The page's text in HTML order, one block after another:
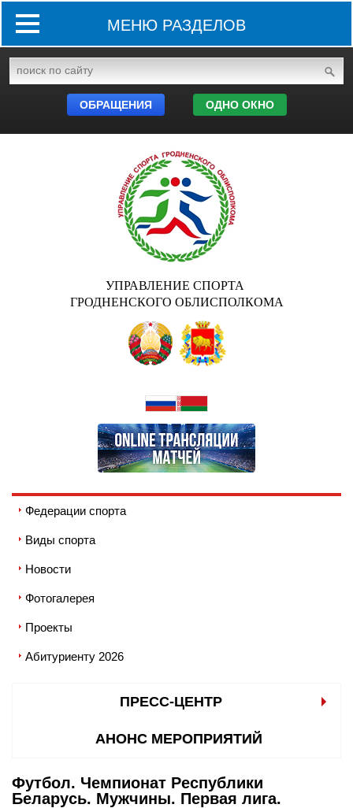
МЕНЮ РАЗДЕЛОВ
ОБРАЩЕНИЯ ОДНО ОКНО
УПРАВЛЕНИЕ СПОРТА
ГРОДНЕНСКОГО ОБЛИСПОЛКОМА
Федерации спорта
Виды спорта
Новости
Фотогалерея
Проекты
Абитуриенту 2026
ПРЕСС-ЦЕНТР
АНОНС МЕРОПРИЯТИЙ
Футбол. Чемпионат Республики
Беларусь. Мужчины. Первая лига.